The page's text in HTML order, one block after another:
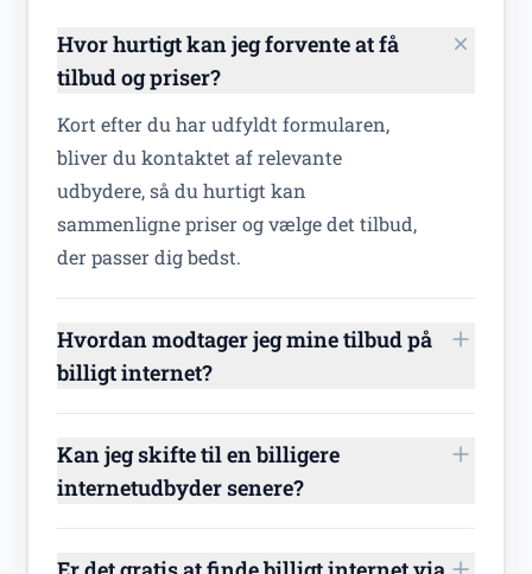
Hvor hurtigt kan jeg forvente at få
tilbud og priser?
Kort efter du har udfyldt formularen,
bliver du kontaktet af relevante
udbydere, så du hurtigt kan
sammenligne priser og vælge det tilbud,
der passer dig bedst.
Hvordan modtager jeg mine tilbud på
billigt internet?
Kan jeg skifte til en billigere
internetudbyder senere?